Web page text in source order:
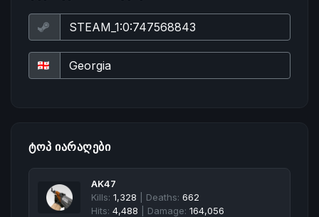
ᲢᲝᲞ ᲘᲐᲠᲐᲦᲔᲑᲘ
AK47
Kills: 1,328 | Deaths: 662
Hits: 4,488 | Damage: 164,056